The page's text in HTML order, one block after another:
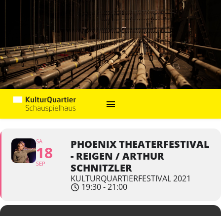
SA
18
SEP
PHOENIX THEATERFESTIVAL
- REIGEN / ARTHUR
SCHNITZLER
KULTURQUARTIERFESTIVAL 2021
19:30 - 21:00